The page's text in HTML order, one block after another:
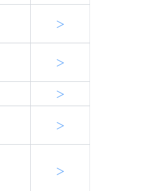
＞
＞
＞
＞
＞